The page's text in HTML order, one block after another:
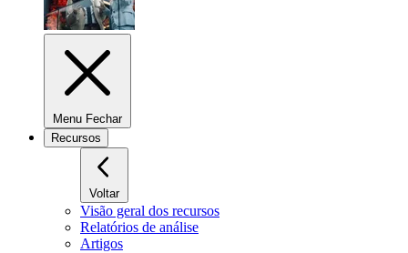
Menu Fechar
Recursos
Voltar
Visão geral dos recursos
Relatórios de análise
Artigos